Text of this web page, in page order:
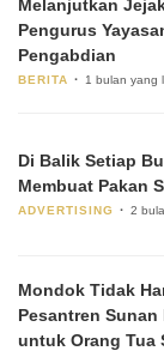
Melanjutkan
Pengurus
Pengabdian
BERITA 1 bulan yang
Di Balik Setiap
Membuat Pakan
ADVERTISING 2
Mondok Tidak
Pesantren
untuk Orang Tua